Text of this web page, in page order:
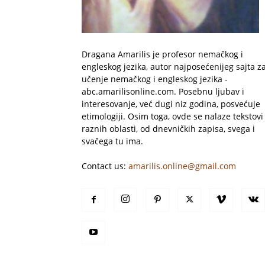
Dragana Amarilis je profesor nemačkog i
engleskog jezika, autor najposećenijeg sajta
učenje nemačkog i engleskog jezika -
abc.amarilisonline.com. Posebnu ljubav i
interesovanje, već dugi niz godina, posvećuje
etimologiji. Osim toga, ovde se nalaze
raznih oblasti, od dnevničkih zapisa, svega i
svačega tu ima.
Contact us: amarilis.online@gmail.com